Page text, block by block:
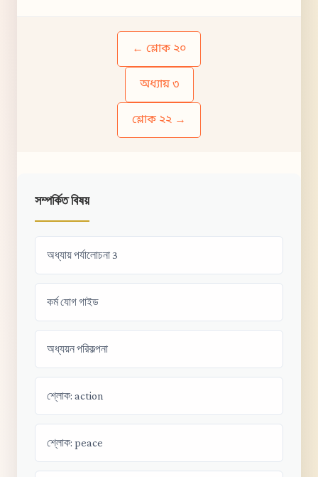
← শ্লোক ২০
অধ্যায় ৩
শ্লোক ২২ →
সম্পর্কিত বিষয়
অধ্যায় পর্যালোচনা 3
কর্ম যোগ গাইড
অধ্যয়ন পরিকল্পনা
শ্লোক: action
শ্লোক: peace